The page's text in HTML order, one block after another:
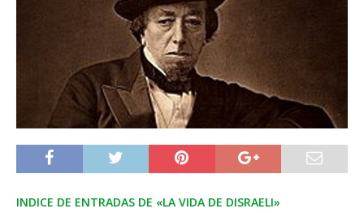
INDICE DE ENTRADAS DE «LA VIDA DE DISRAELI»